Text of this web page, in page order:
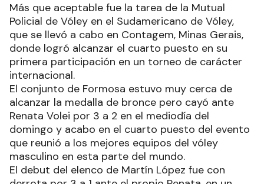
Más que aceptable fue la tarea de la Mutual
Policial de Vóley en el Sudamericano de Vóley,
que se llevó a cabo en Contagem, Minas Gerais,
donde logró alcanzar el cuarto puesto en su
primera participación en un torneo de carácter
internacional.
El conjunto de Formosa estuvo muy cerca de
alcanzar la medalla de bronce pero cayó ante
Renata Volei por 3 a 2 en el mediodía del
domingo y acabo en el cuarto puesto del evento
que reunió a los mejores equipos del vóley
masculino en esta parte del mundo.
El debut del elenco de Martín López fue con